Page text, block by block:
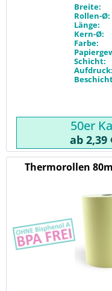
Breite:
Rollen-Ø:
Länge:
Kern-Ø:
Farbe:
Schicht:
Aufdruck:
50er
ab
Thermorollen